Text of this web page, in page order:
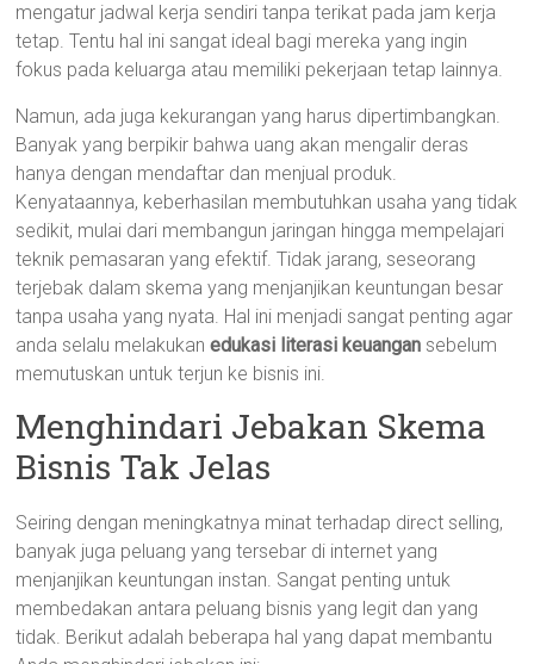
mengatur jadwal kerja sendiri tanpa terikat pada jam kerja
tetap. Tentu hal ini sangat ideal bagi mereka yang ingin
fokus pada keluarga atau memiliki pekerjaan tetap lainnya.
Namun, ada juga kekurangan yang harus dipertimbangkan.
Banyak yang berpikir bahwa uang akan mengalir deras
hanya dengan mendaftar dan menjual produk.
Kenyataannya, keberhasilan membutuhkan usaha yang tidak
sedikit, mulai dari membangun jaringan hingga mempelajari
teknik pemasaran yang efektif. Tidak jarang, seseorang
terjebak dalam skema yang menjanjikan keuntungan besar
tanpa usaha yang nyata. Hal ini menjadi sangat penting agar
anda selalu melakukanedukasi literasi keuangan sebelum
memutuskan untuk terjun ke bisnis ini.
Menghindari Jebakan Skema
Bisnis Tak Jelas
Seiring dengan meningkatnya minat terhadap direct selling,
banyak juga peluang yang tersebar di internet yang
menjanjikan keuntungan instan. Sangat penting untuk
membedakan antara peluang bisnis yang legit dan yang
tidak. Berikut adalah beberapa hal yang dapat membantu